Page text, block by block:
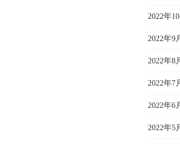
2022年10
2022年9
2022年8
2022年7
2022年6
2022年5